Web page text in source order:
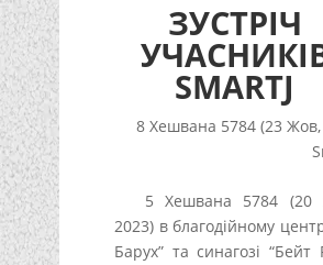
ЗУСТРІЧ
SMARTJ
8 Хешвана 5784 (23 Жов,
5 Хешвана 5784 (20
2023) в благодійному
Барух” та синагозі “Бейт